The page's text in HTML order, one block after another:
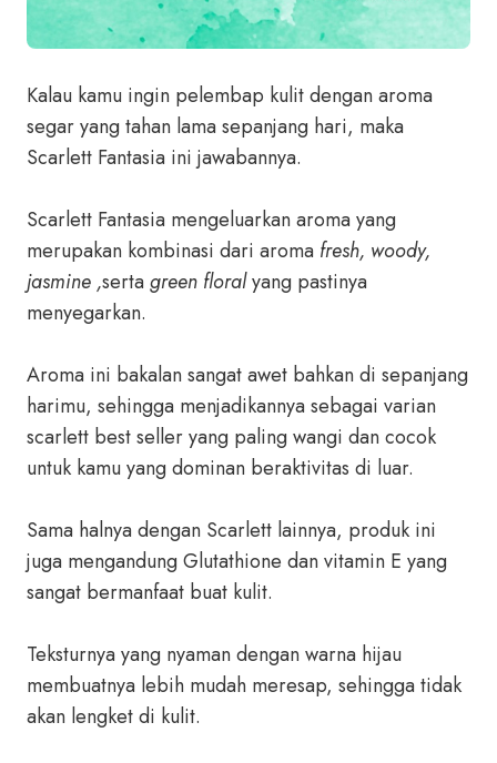
Kalau kamu ingin pelembap kulit dengan aroma
segar yang tahan lama sepanjang hari, maka
Scarlett Fantasia ini jawabannya.
Scarlett Fantasia mengeluarkan aroma yang
merupakan kombinasi dari aroma fresh, woody,
jasmine ,sertagreen floralyang pastinya
menyegarkan.
Aroma ini bakalan sangat awet bahkan di sepanjang
harimu, sehingga menjadikannya sebagai varian
scarlett best seller yang paling wangi dan cocok
untuk kamu yang dominan beraktivitas di luar.
Sama halnya dengan Scarlett lainnya, produk ini
juga mengandung Glutathione dan vitamin E yang
sangat bermanfaat buat kulit.
Teksturnya yang nyaman dengan warna hijau
membuatnya lebih mudah meresap, sehingga tidak
akan lengket di kulit.